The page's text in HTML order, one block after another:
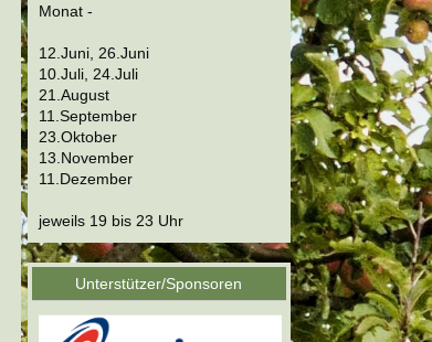
Monat -
12.Juni, 26.Juni
10.Juli, 24.Juli
21.August
11.September
23.Oktober
13.November
11.Dezember
jeweils 19 bis 23 Uhr
Unterstützer/Sponsoren